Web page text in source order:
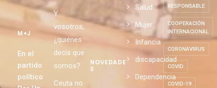
M+J
RECOMEN
DAMOS
Y
vosotros,
decís que
Pluriconfesionalidad
Extremadura
Salud
Mujer
Infancia
COLEGIO
CONSUMO
RESPONSABLE
COOPERACIÓN
INTERNACIONAL
CORONAVIRUS